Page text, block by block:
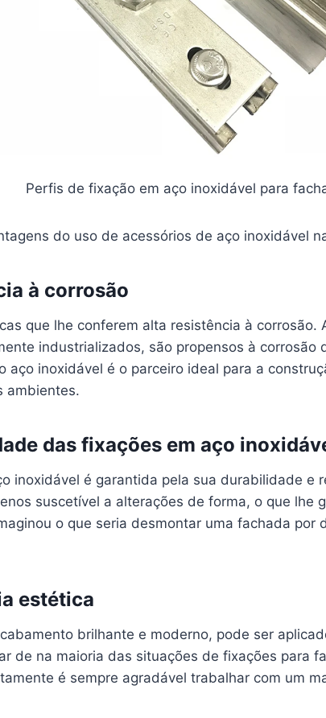
Perfis de fixação em aço inoxidável para
do uso de acessórios de aço inoxidável
à corrosão
que lhe conferem alta resistência à corrosão.
industrializados, são propensos à corrosão
aço inoxidável é o parceiro ideal para a
ambientes.
das fixações em aço
inoxidável é garantida pela sua durabilidade e
suscetível a alterações de forma, o que lhe
o que seria desmontar uma fachada por
estética
brilhante e moderno, pode ser
de na maioria das situações de fixações para
é sempre agradável trabalhar com um